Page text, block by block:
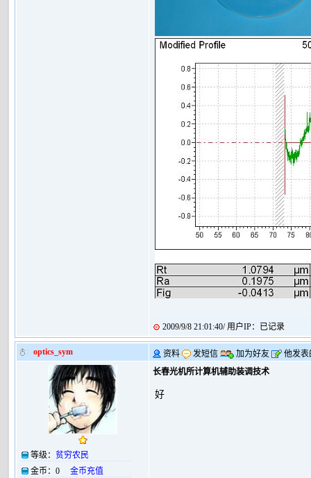
2009/9/8 21:01:40/ 用户IP：已记录
optics_sym 资料 发短信 加为好友 他发表
等级： 贫穷农民
金币： 0
金币充值
长春光机所计算机辅助装调技术
好